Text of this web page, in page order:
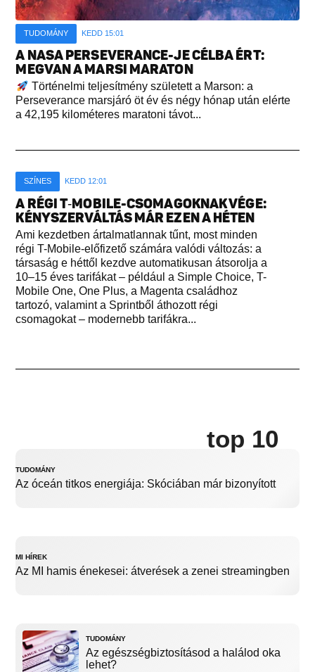
TUDOMÁNY KEDD 15:01
A NASA PERSEVERANCE-JE CÉLBA ÉRT:
MEGVAN A MARSI MARATON
Történelmi teljesítmény született a Marson: a
Perseverance marsjáró öt év és négy hónap után elérte
a 42,195 kilométeres maratoni távot...
SZÍNES KEDD 12:01
A RÉGI T‑MOBILE-CSOMAGOKNAK VÉGE:
KÉNYSZERVÁLTÁS MÁR EZEN A HÉTEN
Ami kezdetben ártalmatlannak tűnt, most minden
régi T-Mobile-előfizető számára valódi változás: a
társaság e héttől kezdve automatikusan átsorolja a
10–15 éves tarifákat – például a Simple Choice, T-
Mobile One, One Plus, a Magenta családhoz
tartozó, valamint a Sprintből áthozott régi
csomagokat – modernebb tarifákra...
top 10
TUDOMÁNY
Az óceán titkos energiája: Skóciában már bizonyított
MI HÍREK
Az MI hamis énekesei: átverések a zenei streamingben
TUDOMÁNY
Az egészségbiztosításod a halálod oka
lehet?